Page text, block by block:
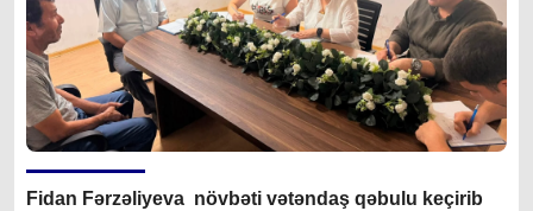
Fidan Fərzəliyeva növbəti vətəndaş qəbulu keçirib